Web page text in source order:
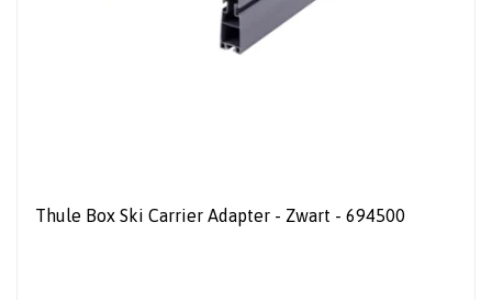
Thule Box Ski Carrier Adapter - Zwart - 694500